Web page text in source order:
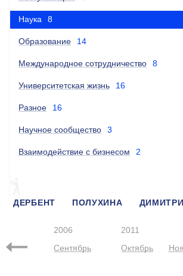
Наука 8
Образование 14
Международное сотрудничество 8
Университетская жизнь 16
Разное 16
Научное сообщество 3
Взаимодействие с бизнесом 2
ДЕРБЕНТ ПОЛУХИНА
АБРИКОСОВ ТРУХАНОВ
2006
Сентябрь
2011
Октябрь